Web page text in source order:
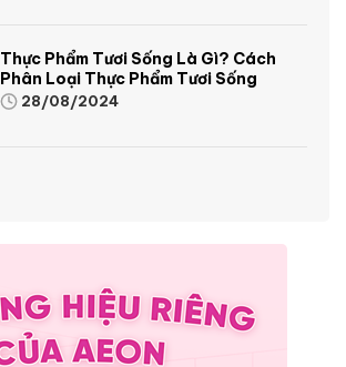
Thực Phẩm Tươi Sống Là Gì? Cách
Phân Loại Thực Phẩm Tươi Sống
28/08/2024